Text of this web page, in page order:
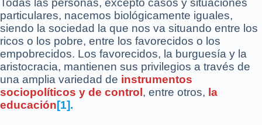
Todas las personas, excepto casos y situaciones
particulares, nacemos biológicamente iguales,
siendo la sociedad la que nos va situando entre los
ricos o los pobre, entre los favorecidos o los
empobrecidos. Los favorecidos, la burguesía y la
aristocracia, mantienen sus privilegios a través de
una amplia variedad de instrumentos
sociopolíticos y de control , entre otros, la
educación[1].